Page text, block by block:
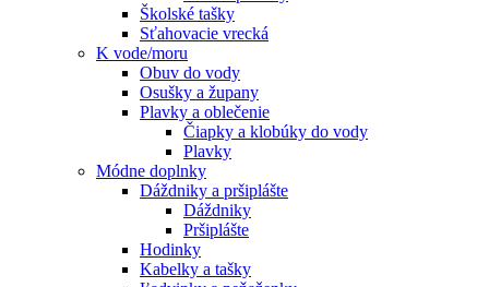
Školské tašky
Sťahovacie vrecká
K vode/moru
Obuv do vody
Osušky a župany
Plavky a oblečenie
Čiapky a klobúky do vody
Plavky
Módne doplnky
Dáždniky a pršiplášte
Dáždniky
Pršiplášte
Hodinky
Kabelky a tašky